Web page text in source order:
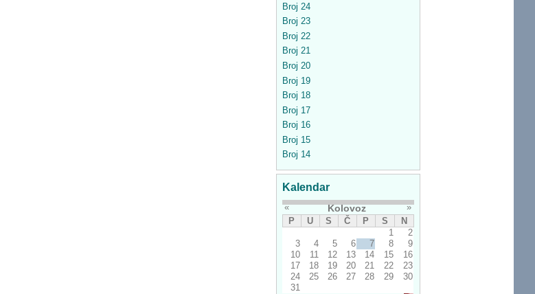
Broj 24
Broj 23
Broj 22
Broj 21
Broj 20
Broj 19
Broj 18
Broj 17
Broj 16
Broj 15
Broj 14
Kalendar
« Kolovoz
»
P
U S Č P S
N
1
2
3
4 5 6 7 8
9
10
11 12 13 14 15
16
17
18 19 20 21 22
23
24
25 26 27 28 29
30
31